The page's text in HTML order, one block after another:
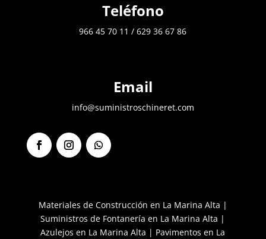
Teléfono
966 45 70 11 / 629 36 67 86
Email
info@suministroschineret.com
FacebookInstagramSeguir
Materiales de Construcción en La Marina Alta |
Suministros de Fontanería en La Marina Alta |
Azulejos en La Marina Alta | Pavimentos en La